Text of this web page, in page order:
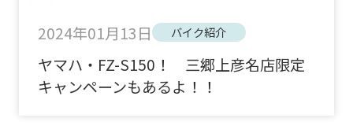
2024年01月13日 バイク紹介
ヤマハ・FZ-S150！ 三郷上彦名店限定
キャンペーンもあるよ！！